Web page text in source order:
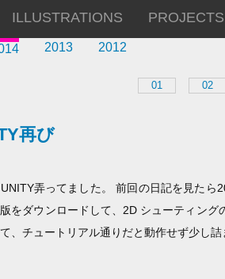
ILLUSTRATIONS PROJECTS
2013 2012
01 02
再び
弄ってました。 前回の日記を見た
をダウンロードして、2D シューティン
、チュートリアル通りだと動作せず少し詰